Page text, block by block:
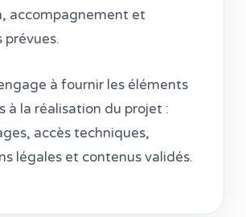
accompagnement et
prévues.
à fournir les éléments
à la réalisation du projet :
accès techniques,
légales et contenus validés.